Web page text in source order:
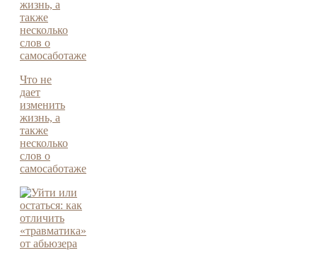
Что не
дает
изменить
жизнь, а
также
несколько
слов о
самосаботаже